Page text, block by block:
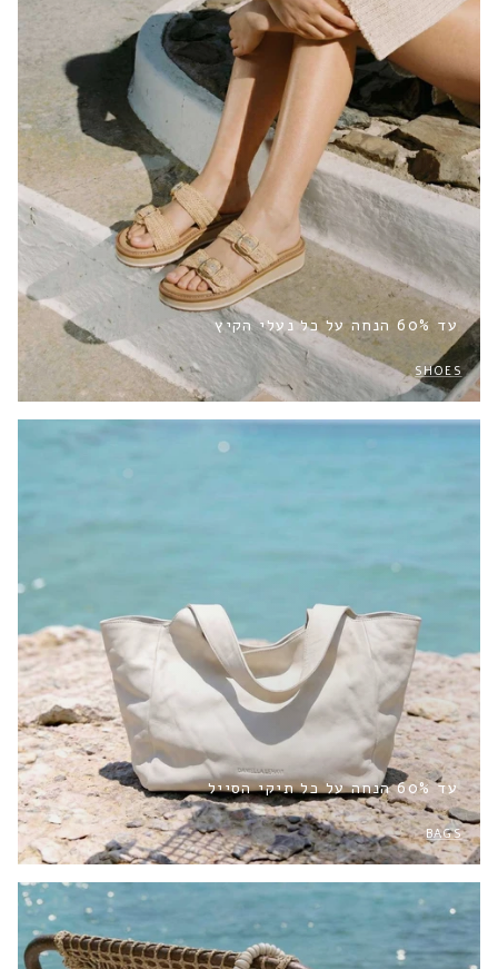
עד 60% הנחה על כל נעלי הקיץ
SHOES
עד 60% הנחה על כל תיקי הסייל
BAGS